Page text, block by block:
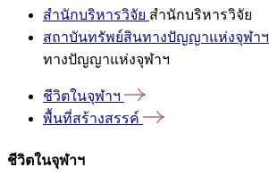
สำนักบริหารวิจัย สำนักบริหารวิจัย
สถาบันทรัพย์สินทางปัญญาแห่งจุฬาฯ
ทางปัญญาแห่งจุฬาฯ
ชีวิตในจุฬาฯ
พื้นที่สร้างสรรค์
ชีวิตในจุฬาฯ